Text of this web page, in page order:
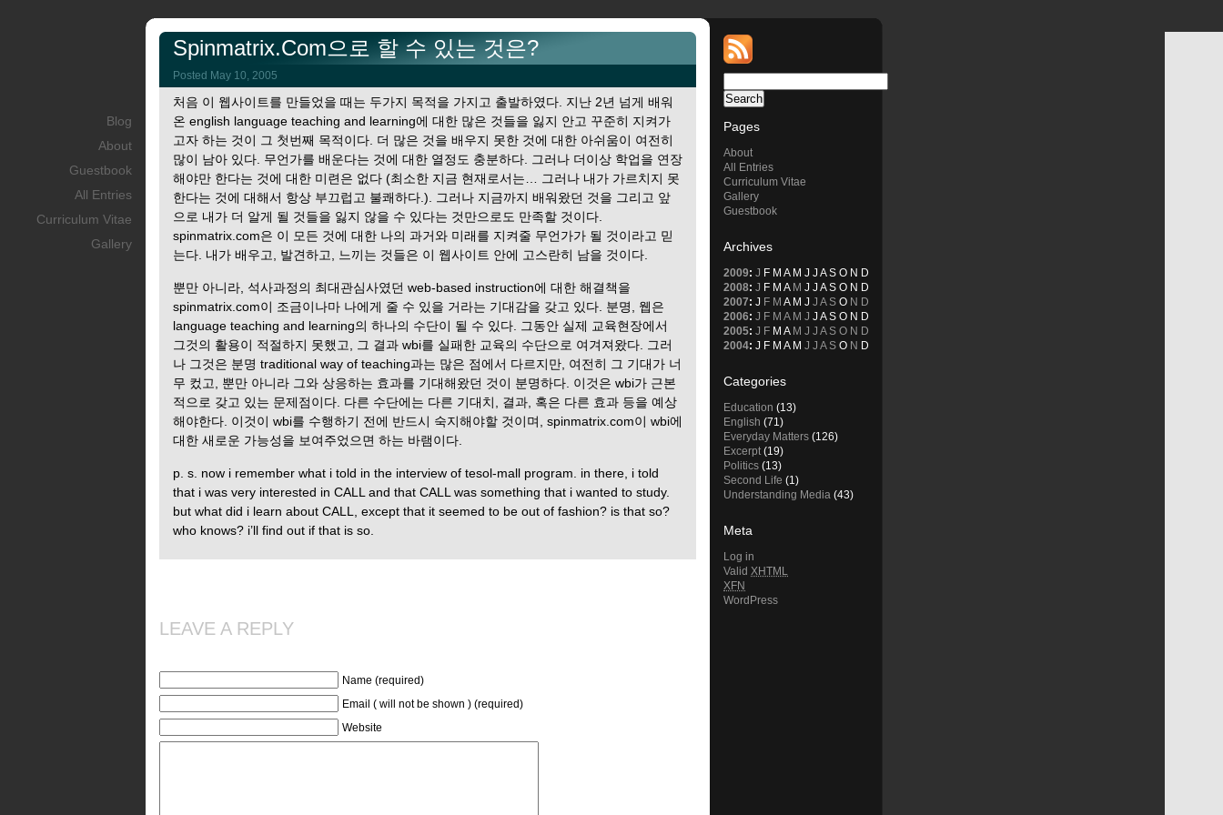
Blog
About
Guestbook
All Entries
Curriculum Vitae
Gallery
Spinmatrix.com으로 할 수 있는 것은?
Posted May 10, 2005
처음 이 웹사이트를 만들었을 때는 두가지 목적을 가지고 출발하였다. 지난 2년 넘게 배워
온 english language teaching and learning에 대한 많은 것들을 잃지 안고 꾸준히 지켜가
고자 하는 것이 그 첫번째 목적이다. 더 많은 것을 배우지 못한 것에 대한 아쉬움이 여전히
많이 남아 있다. 무언가를 배운다는 것에 대한 열정도 충분하다. 그러나 더이상 학업을 연장
해야만 한다는 것에 대한 미련은 없다 (최소한 지금 현재로서는… 그러나 내가 가르치지 못
한다는 것에 대해서 항상 부끄럽고 불쾌하다.). 그러나 지금까지 배워왔던 것을 그리고 앞
으로 내가 더 알게 될 것들을 잃지 않을 수 있다는 것만으로도 만족할 것이다.
spinmatrix.com은 이 모든 것에 대한 나의 과거와 미래를 지켜줄 무언가가 될 것이라고 믿
는다. 내가 배우고, 발견하고, 느끼는 것들은 이 웹사이트 안에 고스란히 남을 것이다.
뿐만 아니라, 석사과정의 최대관심사였던 web-based instruction에 대한 해결책을
spinmatrix.com이 조금이나마 나에게 줄 수 있을 거라는 기대감을 갖고 있다. 분명, 웹은
language teaching and learning의 하나의 수단이 될 수 있다. 그동안 실제 교육현장에서
그것의 활용이 적절하지 못했고, 그 결과 wbi를 실패한 교육의 수단으로 여겨져왔다. 그러
나 그것은 분명 traditional way of teaching과는 많은 점에서 다르지만, 여전히 그 기대가 너
무 컸고, 뿐만 아니라 그와 상응하는 효과를 기대해왔던 것이 분명하다. 이것은 wbi가 근본
적으로 갖고 있는 문제점이다. 다른 수단에는 다른 기대치, 결과, 혹은 다른 효과 등을 예상
해야한다. 이것이 wbi를 수행하기 전에 반드시 숙지해야할 것이며, spinmatrix.com이 wbi에
대한 새로운 가능성을 보여주었으면 하는 바램이다.
p. s. now i remember what i told in the interview of tesol-mall program. in there, i told
that i was very interested in CALL and that CALL was something that i wanted to study.
but what did i learn about CALL, except that it seemed to be out of fashion? is that so?
who knows? i’ll find out if that is so.
LEAVE A REPLY
Name (required)
Email ( will not be shown ) (required)
Website
Pages
About
All Entries
Curriculum Vitae
Gallery
Guestbook
Archives
2009: J F M A M J JA S O N D
2008: J F M A M J JA S O N D
2007: J F M A M J J A S O N D
2006: J F M A M J JA S O N D
2005: J F M A M J J A S O N D
2004: J F M A M J J A S O N D
Categories
Education (13)
English (71)
Everyday Matters (126)
Excerpt(19)
Politics (13)
Second Life (1)
Understanding Media (43)
Meta
Log in
Valid XHTML
XFN
WordPress